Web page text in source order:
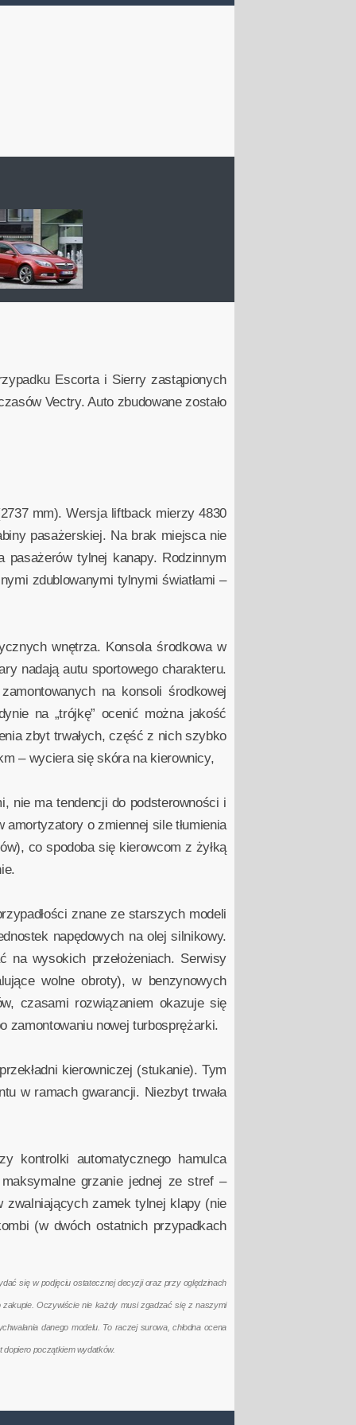
Escorta i Sierry zastąpionych
Vectry. Auto zbudowane zostało
mm). Wersja liftback mierzy 4830
pasażerskiej. Na brak miejsca nie
pasażerów tylnej kanapy. Rodzinnym
zdublowanymi tylnymi światłami –
wnętrza. Konsola środkowa w
nadają autu sportowego charakteru.
na konsoli środkowej
na „trójkę” ocenić można jakość
zbyt trwałych, część z nich szybko
– wyciera się skóra na kierownicy,
nie ma tendencji do podsterowności i
o zmiennej sile tłumienia
co spodoba się kierowcom z żyłką
znane ze starszych modeli
napędowych na olej silnikowy.
na wysokich przełożeniach. Serwisy
wolne obroty), w benzynowych
czasami rozwiązaniem okazuje się
zamontowaniu nowej turbosprężarki.
kierowniczej (stukanie). Tym
w ramach gwarancji. Niezbyt trwała
kontrolki automatycznego hamulca
grzanie jednej ze stref –
zwalniających zamek tylnej klapy (nie
(w dwóch ostatnich przypadkach
się w podjęciu ostatecznej decyzji oraz przy oględzinach
zakupie. Oczywiście nie każdy musi zgadzać się z naszymi
danego modelu. To raczej surowa, chłodna ocena
początkiem wydatków.